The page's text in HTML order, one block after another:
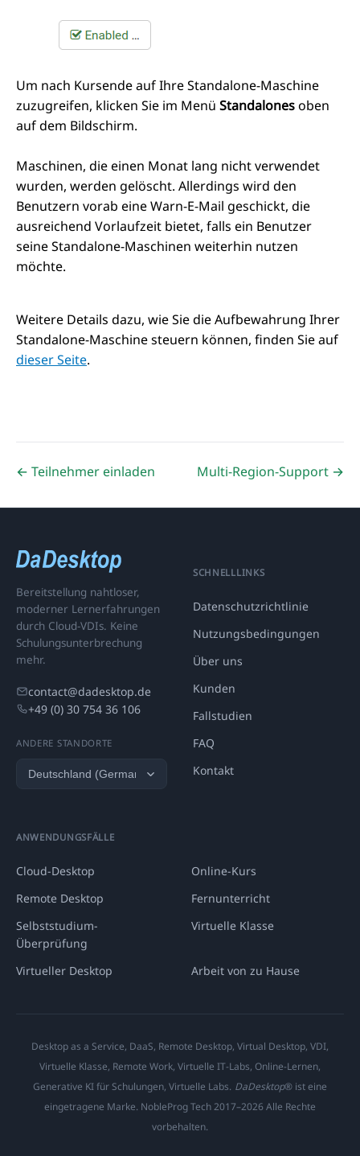
Um nach Kursende auf Ihre Standalone-Maschine
zuzugreifen, klicken Sie im Menü Standalonesoben
auf dem Bildschirm.
Maschinen, die einen Monat lang nicht verwendet
wurden, werden gelöscht. Allerdings wird den
Benutzern vorab eine Warn-E-Mail geschickt, die
ausreichend Vorlaufzeit bietet, falls ein Benutzer
seine Standalone-Maschinen weiterhin nutzen
möchte.
Weitere Details dazu, wie Sie die Aufbewahrung Ihrer
Standalone-Maschine steuern können, finden Sie auf
dieser Seite.
← Teilnehmer einladen Multi-Region-Support →
Bereitstellung nahtloser,
moderner Lernerfahrungen
durch Cloud-VDIs. Keine
Schulungsunterbrechung
mehr.
contact@dadesktop.de
+49 (0) 30 754 36 106
ANDERE STANDORTE
SCHNELLLINKS
Datenschutzrichtlinie
Nutzungsbedingungen
Über uns
Kunden
Fallstudien
FAQ
Kontakt
ANWENDUNGSFÄLLE
Cloud-Desktop
Online-Kurs
Remote Desktop
Fernunterricht
Selbststudium-
Überprüfung
Virtuelle Klasse
Virtueller Desktop Arbeit von zu Hause
Desktop as a Service, DaaS, Remote Desktop, Virtual Desktop, VDI,
Virtuelle Klasse, Remote Work, Virtuelle IT-Labs, Online-Lernen,
Generative KI für Schulungen, Virtuelle Labs. DaDesktop® ist eine
eingetragene Marke. NobleProg Tech 2017–2026 Alle Rechte
vorbehalten.